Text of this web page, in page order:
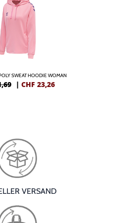
SWEAT HOODIE WOMAN
| CHF 23,26
VERSAND